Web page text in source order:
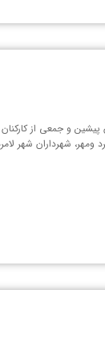
و جمعی از کارکنان و
ومهر، شهرداران شهر